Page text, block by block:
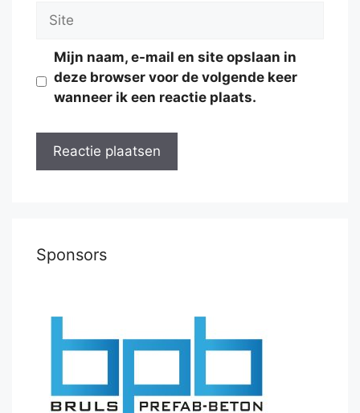
Site
Mijn naam, e-mail en site opslaan in
deze browser voor de volgende keer
wanneer ik een reactie plaats.
Sponsors